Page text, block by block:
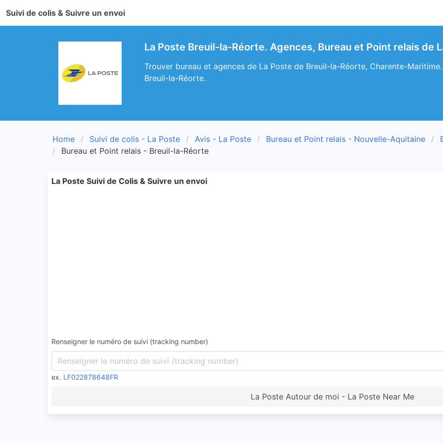
Suivi de colis & Suivre un envoi
La Poste Breuil-la-Réorte. Agences, Bureau et Point relais de
Trouver bureau et agences de La Poste de Breuil-la-Réorte, Charente-
Breuil-la-Réorte.
Home Suivi de colis - La Poste Avis - La Poste Bureau et Point relais - Nouvelle-Aquitaine
Bureau et Point relais - Breuil-la-Réorte
La Poste Suivi de Colis & Suivre un envoi
Renseigner le numéro de suivi (tracking number)
ex. LF022878648FR
La Poste Autour de moi - La Poste Near Me